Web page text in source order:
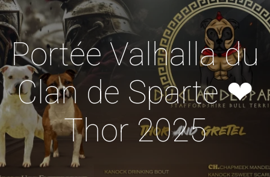
Portée Valhalla du
Clan de Sparte ❤
Thor 2025